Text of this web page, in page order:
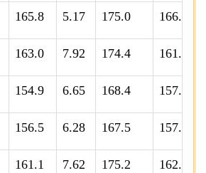
166.4
175.0
5.17
165.8
161.6
174.4
7.92
163.0
157.9
168.4
6.65
154.9
157.6
167.5
6.28
156.5
162.8
175.2
7.62
161.1